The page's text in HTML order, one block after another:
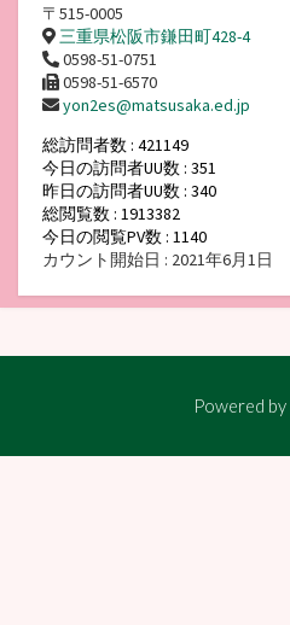
〒515-0005
三重県松阪市鎌田町428-4
0598-51-0751
0598-51-6570
yon2es@matsusaka.ed.jp
総訪問者数 : 421149
今日の訪問者UU数 : 351
昨日の訪問者UU数 : 340
総閲覧数 : 1913382
今日の閲覧PV数 : 1140
カウント開始日 : 2021年6月1日
Powered by